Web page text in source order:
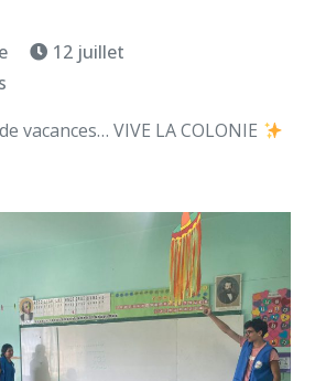
12 juillet
vacances… VIVE LA COLONIE